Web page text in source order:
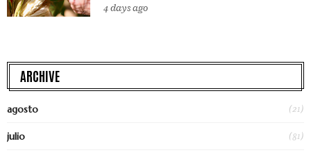
4 days ago
ARCHIVE
agosto (21)
julio (81)